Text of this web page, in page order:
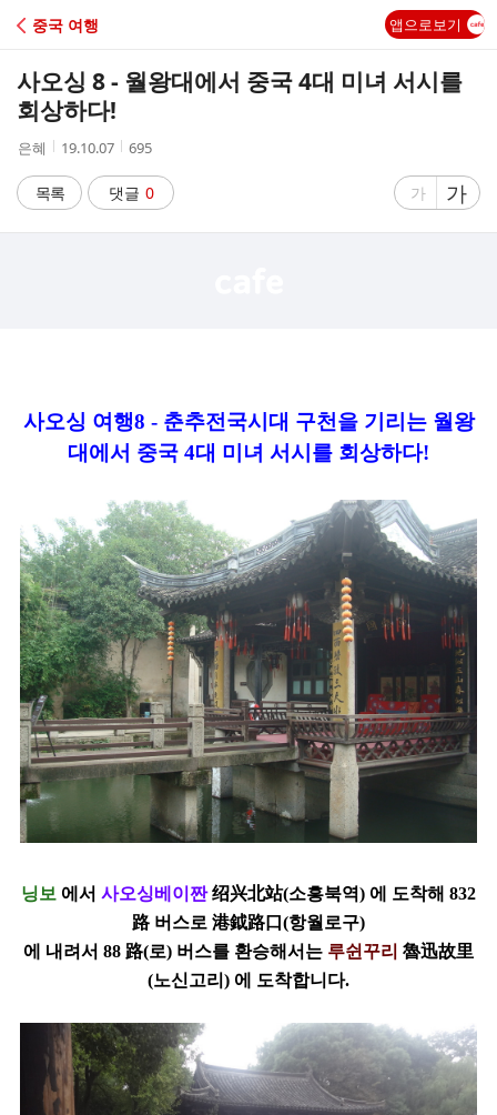
C
중국 여행 앱으로보기
사오싱 8 - 월왕대에서 중국 4대 미녀 서시를
회상하다!
작
자
은혜
작
시
간
19.10.07
조
수
695
목록 댓글 0
글
가
글
자
가
사오싱 여행8 - 춘추전국시대 구천을 기리는 월왕
대에서 중국 4대 미녀 서시를 회상하다!
닝보 에서 사오싱베이짠 绍兴北站(소흥북역) 에 도착해 832
路 버스로 港鉞路口 (항월로구)
에 내려서 88 路(로) 버스를 환승해서는 루쉰꾸리 魯迅故里
(노신고리 ) 에 도착합니다.